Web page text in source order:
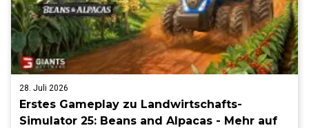
28. Juli 2026
Erstes Gameplay zu Landwirtschafts-
Simulator 25: Beans and Alpacas - Mehr auf